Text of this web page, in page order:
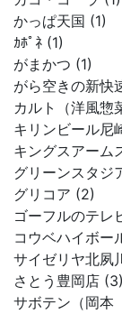
かっぱ天国 (1)
ｶﾎﾟﾈ (1)
がまかつ (1)
がら空きの新快
カルト（洋風惣
キリンビール尼
キングスアーム
グリーンスタジ
グリコア (2)
ゴーフルのテレ
コウベハイボー
サイゼリヤ北夙
さとう豊岡店 (3)
サボテン（岡